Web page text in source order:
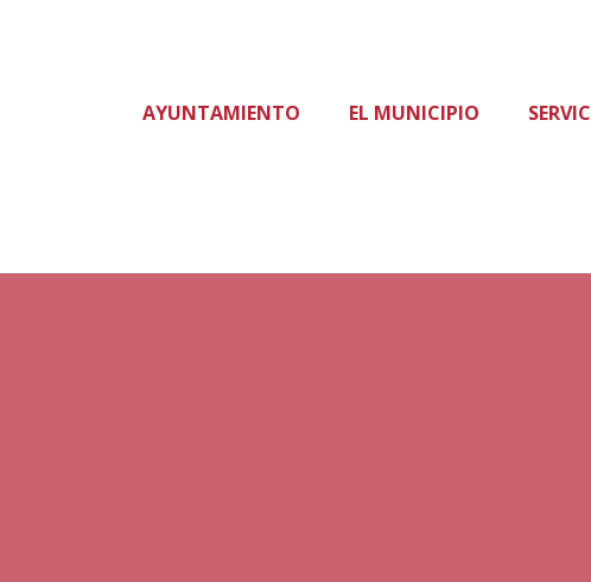
AYUNTAMIENTO EL MUNICIPIO